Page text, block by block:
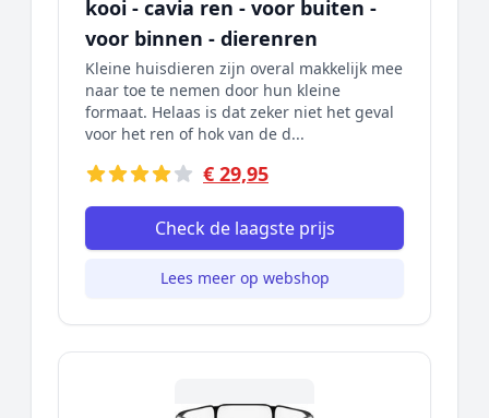
kooi - cavia ren - voor buiten -
voor binnen - dierenren
Kleine huisdieren zijn overal makkelijk mee
naar toe te nemen door hun kleine
formaat. Helaas is dat zeker niet het geval
voor het ren of hok van de d...
€ 29,95
Check de laagste prijs
Lees meer op webshop